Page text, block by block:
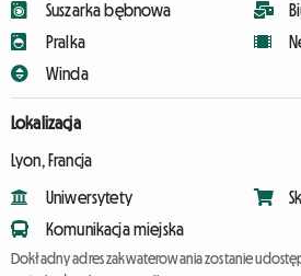
Suszarka bębnowa
Pralka
Winda
Lokalizacja
Lyon, Francja
Uniwersytety
Komunikacja miejska
Dokładny adres zakwaterowania zostanie